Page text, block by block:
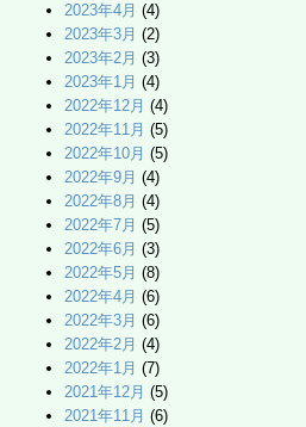
2023年4月 (4)
2023年3月 (2)
2023年2月 (3)
2023年1月 (4)
2022年12月 (4)
2022年11月 (5)
2022年10月 (5)
2022年9月 (4)
2022年8月 (4)
2022年7月 (5)
2022年6月 (3)
2022年5月 (8)
2022年4月 (6)
2022年3月 (6)
2022年2月 (4)
2022年1月 (7)
2021年12月 (5)
2021年11月 (6)